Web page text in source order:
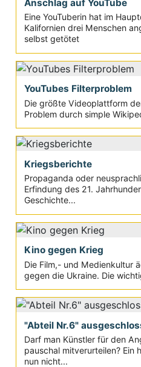
Anschlag auf YouTube
Eine YouTuberin hat im
Kalifornien drei Menschen
selbst getötet
YouTubes Filterproblem
Die größte Videoplattform
Problem durch simple
Kriegsberichte
Propaganda oder
Erfindung des 21.
Geschichte...
Kino gegen Krieg
Die Film,- und Medienkultur
gegen die Ukraine. Die
"Abteil Nr.6"
Darf man Künstler für den
pauschal mitverurteilen? Ein
nun nicht...